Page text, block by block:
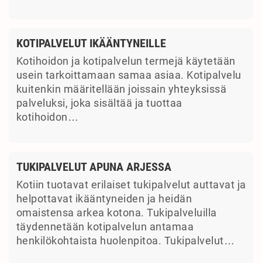
KOTIPALVELUT IKÄÄNTYNEILLE
Kotihoidon ja kotipalvelun termejä käytetään
usein tarkoittamaan samaa asiaa. Kotipalvelu
kuitenkin määritellään joissain yhteyksissä
palveluksi, joka sisältää ja tuottaa
kotihoidon…
TUKIPALVELUT APUNA ARJESSA
Kotiin tuotavat erilaiset tukipalvelut auttavat ja
helpottavat ikääntyneiden ja heidän
omaistensa arkea kotona. Tukipalveluilla
täydennetään kotipalvelun antamaa
henkilökohtaista huolenpitoa. Tukipalvelut…